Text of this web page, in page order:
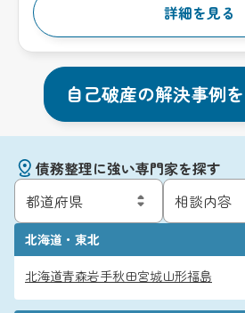
詳細を見る
自己破産の解決事例
債務整理に強い専門家を探す
北海道・東北
北海道青森岩手秋田宮城山形福島